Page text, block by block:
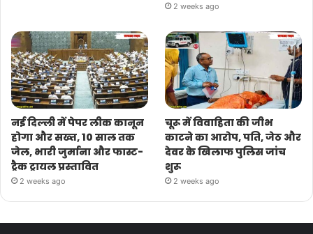
2 weeks ago
नई दिल्ली में पेपर लीक कानून
होगा और सख्त, 10 साल तक
जेल, भारी जुर्माना और फास्ट-
ट्रैक ट्रायल प्रस्तावित
2 weeks ago
चूरू में विवाहिता की जीभ
काटने का आरोप, पति, जेठ और
देवर के खिलाफ पुलिस जांच
शुरू
2 weeks ago